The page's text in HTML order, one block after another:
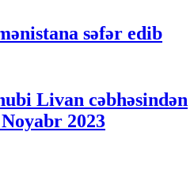
səfər edib
Livan cəbhəsindən
2023